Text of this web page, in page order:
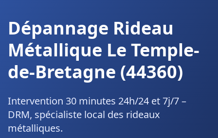
Dépannage Rideau
Métallique Le Temple-
de-Bretagne (44360)
Intervention 30 minutes 24h/24 et 7j/7 –
DRM, spécialiste local des rideaux
métalliques.